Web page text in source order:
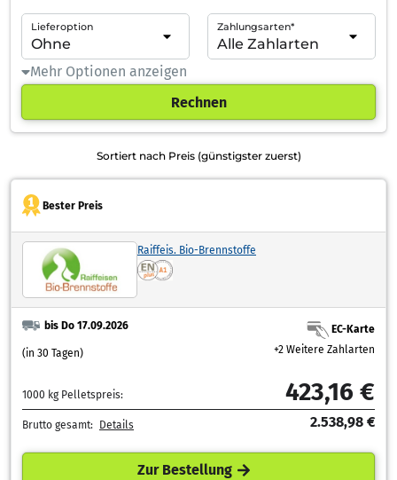
Lieferoption Zahlungsarten*
Mehr Optionen anzeigen
Rechnen
Sortiert nach Preis (günstigster zuerst)
Bester Preis
Raiffeis. Bio-Brennstoffe
bis Do 17.09.2026
(in 30 Tagen)
EC-Karte
+2 Weitere Zahlarten
1000 kg Pelletspreis: 423,16 €
Brutto gesamt: Details 2.538,98 €
Zur Bestellung